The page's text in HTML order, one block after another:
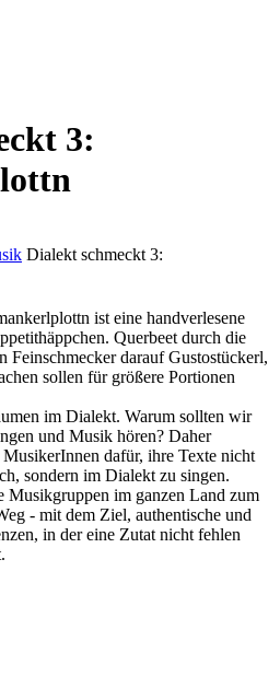
3:
Dialekt schmeckt 3:
ist eine handverlesene
Querbeet durch die
Feinschmecker darauf Gustostückerl,
sollen für größere Portionen
im Dialekt. Warum sollten wir
und Musik hören? Daher
dafür, ihre Texte nicht
sondern im Dialekt zu singen.
im ganzen Land zum
- mit dem Ziel, authentische und
in der eine Zutat nicht fehlen